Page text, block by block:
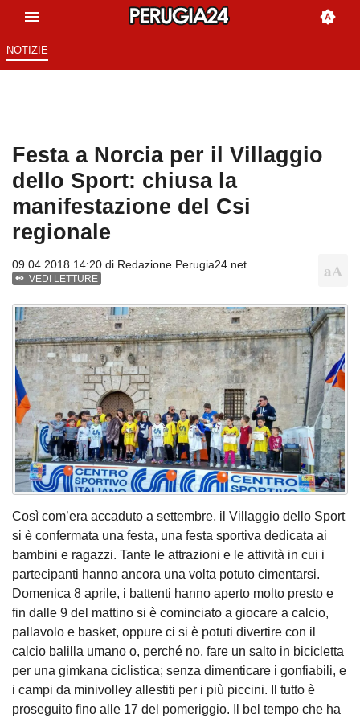
NOTIZIE
Festa a Norcia per il Villaggio
dello Sport: chiusa la
manifestazione del Csi
regionale
09.04.2018 14:20 di Redazione Perugia24.net
VEDI LETTURE
Così com’era accaduto a settembre, il Villaggio dello Sport
si è confermata una festa, una festa sportiva dedicata ai
bambini e ragazzi. Tante le attrazioni e le attività in cui i
partecipanti hanno ancora una volta potuto cimentarsi.
Domenica 8 aprile, i battenti hanno aperto molto presto e
fin dalle 9 del mattino si è cominciato a giocare a calcio,
pallavolo e basket, oppure ci si è potuti divertire con il
calcio balilla umano o, perché no, fare un salto in bicicletta
per una gimkana ciclistica; senza dimenticare i gonfiabili, e
i campi da minivolley allestiti per i più piccini. Il tutto è
proseguito fino alle 17 del pomeriggio. Il bel tempo che ha